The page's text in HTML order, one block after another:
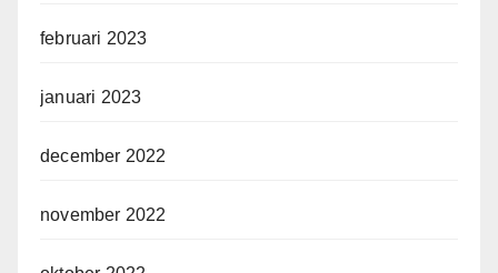
februari 2023
januari 2023
december 2022
november 2022